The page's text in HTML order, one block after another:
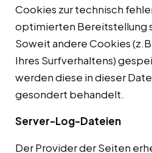
Cookies zur technisch
optimierten Bereitstellung
Soweit andere Cookies
Ihres Surfverhaltens)
werden diese in dieser
gesondert behandelt.
Server-Log-Dateien
Der Provider der Seiten